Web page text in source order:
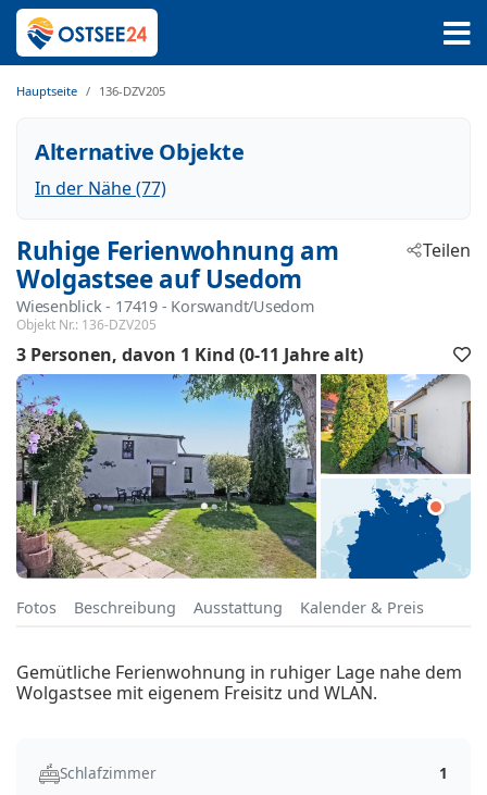
Hauptseite 136-DZV205
Alternative Objekte
In der Nähe (77)
Ruhige Ferienwohnung am
Wolgastsee auf Usedom
Wiesenblick - 17419 - Korswandt/Usedom
Objekt Nr.: 136-DZV205
Teilen
3 Personen davon 1 Kind (0-11 Jahre alt)
Fotos Beschreibung Ausstattung Kalender & Preis
Gemütliche Ferienwohnung in ruhiger Lage nahe dem
Wolgastsee mit eigenem Freisitz und WLAN.
Schlafzimmer
1